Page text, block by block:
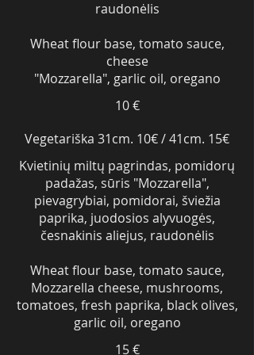
raudonėlis
Wheat flour base, tomato sauce,
cheese
"Mozzarella", garlic oil, oregano
10 €
Vegetariška 31cm. 10€ / 41cm. 15€
Kvietinių miltų pagrindas, pomidorų
padažas, sūris "Mozzarella",
pievagrybiai, pomidorai, šviežia
paprika, juodosios alyvuogės,
česnakinis aliejus, raudonėlis
Wheat flour base, tomato sauce,
Mozzarella cheese, mushrooms,
tomatoes, fresh paprika, black olives,
garlic oil, oregano
15 €